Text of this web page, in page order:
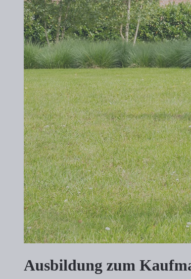
Ausbildung zum